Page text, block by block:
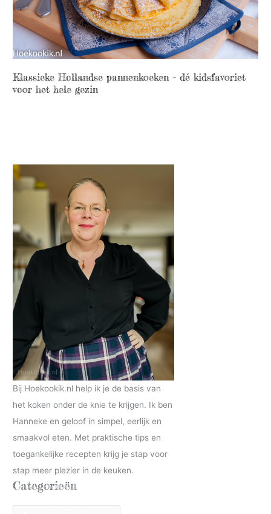
Klassieke Hollandse pannenkoeken – dé kidsfavoriet
voor het hele gezin
Bij Hoekookik.nl help ik je de basis van
het koken onder de knie te krijgen. Ik ben
Hanneke en geloof in simpel, eerlijk en
smaakvol eten. Met praktische tips en
toegankelijke recepten krijg je stap voor
stap meer plezier in de keuken.
Categorieën